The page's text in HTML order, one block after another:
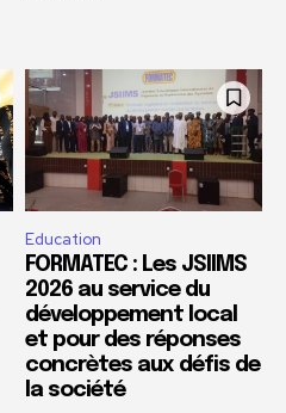
Education
FORMATEC : Les JSIIMS
2026 au service du
développement local
et pour des réponses
concrètes aux défis de
la société